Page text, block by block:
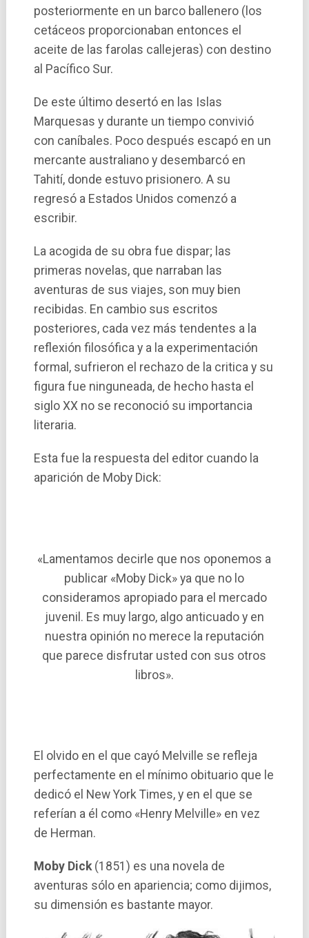
posteriormente en un barco ballenero (los
cetáceos proporcionaban entonces el
aceite de las farolas callejeras) con destino
al Pací­fico Sur.
De este último desertó en las Islas
Marquesas y durante un tiempo convivió
con caní­bales. Poco después escapó en un
mercante australiano y desembarcó en
Tahití­, donde estuvo prisionero. A su
regresó a Estados Unidos comenzó a
escribir.
La acogida de su obra fue dispar; las
primeras novelas, que narraban las
aventuras de sus viajes, son muy bien
recibidas. En cambio sus escritos
posteriores, cada vez más tendentes a la
reflexión filosófica y a la experimentación
formal, sufrieron el rechazo de la critica y su
figura fue ninguneada, de hecho hasta el
siglo XX no se reconoció su importancia
literaria.
Esta fue la respuesta del editor cuando la
aparición de Moby Dick:
«Lamentamos decirle que nos oponemos a
publicar «Moby Dick» ya que no lo
consideramos apropiado para el mercado
juvenil. Es muy largo, algo anticuado y en
nuestra opinión no merece la reputación
que parece disfrutar usted con sus otros
libros».
El olvido en el que cayó Melville se refleja
perfectamente en el mí­nimo obituario que le
dedicó el New York Times, y en el que se
referí­an a él como «Henry Melville» en vez
de Herman.
Moby Dick(1851) es una novela de
aventuras sólo en apariencia; como dijimos,
su dimensión es bastante mayor.